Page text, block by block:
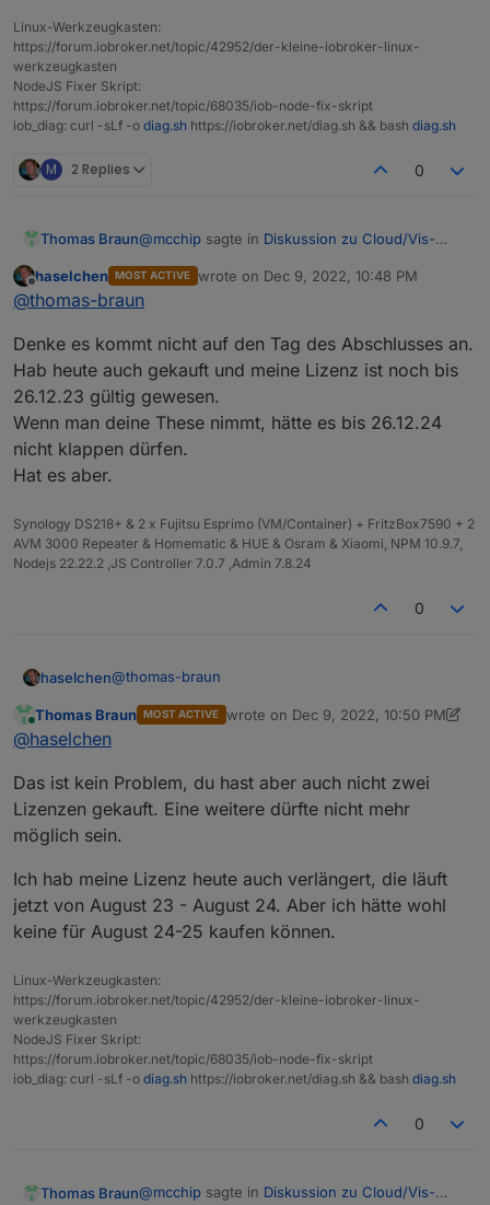
Linux-Werkzeugkasten:
https://forum.iobroker.net/topic/42952/der-kleine-iobroker-linux-
werkzeugkasten
NodeJS Fixer Skript:
https://forum.iobroker.net/topic/68035/iob-node-fix-skript
iob_diag: curl -sLf -o diag.sh https://iobroker.net/diag.sh && bash diag.sh
M 2 Replies 0
Thomas Braun@mcchip sagte in Diskussion zu Cloud/Vis-
Probier es aus. Ich vermute, du musst bis
31.12.22 warten.
Offline
haselchen MOST ACTIVE wrote on Dec 9, 2022, 10:48 PM
last edited by
@thomas-braun
Denke es kommt nicht auf den Tag des Abschlusses an.
Hab heute auch gekauft und meine Lizenz ist noch bis
26.12.23 gültig gewesen.
Wenn man deine These nimmt, hätte es bis 26.12.24
nicht klappen dürfen.
Hat es aber.
Synology DS218+ & 2 x Fujitsu Esprimo (VM/Container) + FritzBox7590 + 2
AVM 3000 Repeater & Homematic & HUE & Osram & Xiaomi, NPM 10.9.7,
Nodejs 22.22.2 ,JS Controller 7.0.7 ,Admin 7.8.24
0
haselchen@thomas-braun
Denke es kommt nicht auf den Tag des
bis 26.12.23 gültig gewesen.
Wenn man deine These nimmt, hätte es bis 26.12.24
Hat es aber.
Online
Thomas Braun MOST ACTIVE wrote on Dec 9, 2022, 10:50 PM
last edited by Thomas Braun Dec 9,
@haselchen
Das ist kein Problem, du hast aber auch nicht zwei
Lizenzen gekauft. Eine weitere dürfte nicht mehr
möglich sein.
Ich hab meine Lizenz heute auch verlängert, die läuft
jetzt von August 23 - August 24. Aber ich hätte wohl
keine für August 24-25 kaufen können.
Linux-Werkzeugkasten:
https://forum.iobroker.net/topic/42952/der-kleine-iobroker-linux-
werkzeugkasten
NodeJS Fixer Skript:
https://forum.iobroker.net/topic/68035/iob-node-fix-skript
iob_diag: curl -sLf -o diag.sh https://iobroker.net/diag.sh && bash diag.sh
0
Thomas Braun@mcchip sagte in Diskussion zu Cloud/Vis-